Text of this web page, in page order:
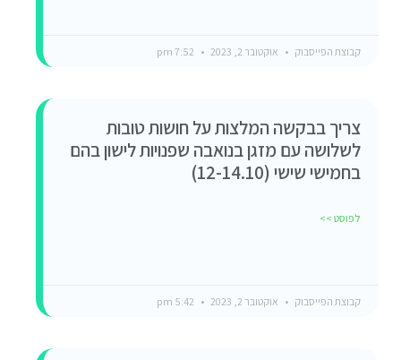
קבוצת הפייסבוק אוקטובר 2, 2023
צריך בבקשה המלצות על חושות טובות
לשלושה עם מזגן בנואבה שפנויות לישון בהם
בחמישי שישי (12-14.10)
לפוסט >>
קבוצת הפייסבוק אוקטובר 2, 2023